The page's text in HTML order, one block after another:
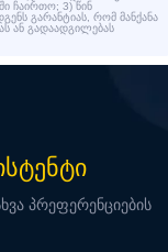
ჩაირთო; 3) წინ
გარანტიას, რომ მანქანა
ან გადაადგილებას
პრეფერენციების